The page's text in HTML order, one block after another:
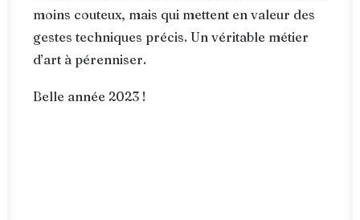
moins couteux, mais qui mettent en valeur des
gestes techniques précis. Un véritable métier
d’art à pérenniser.
Belle année 2023 !